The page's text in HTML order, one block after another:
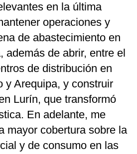
en la última
operaciones y
de abastecimiento en
además de abrir, entre el
de distribución en
y Arequipa, y construir
Lurín, que transformó
En adelante, me
mayor cobertura sobre la
y de consumo en las